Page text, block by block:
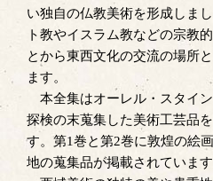
い独自の仏教美術を形成しま
ト教やイスラム教などの宗教
とから東西文化の交流の場所
ます。
本全集はオーレル・スタイ
探検の末蒐集した美術工芸品
す。第1巻と第2巻に敦煌の絵
地の蒐集品が掲載されています